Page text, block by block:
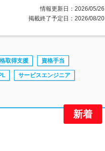
情報更新日：2026/05/26
掲載終了予定日：2026/08/20
取得支援 資格手当
サービスエンジニア